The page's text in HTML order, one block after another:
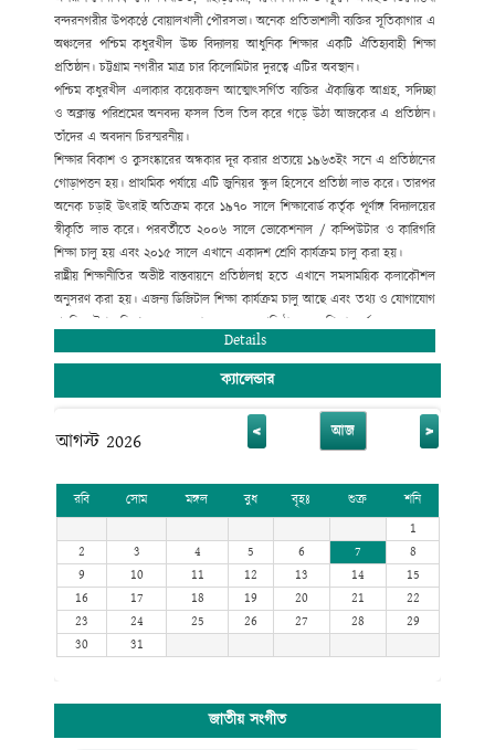
বন্দরনগরীর উপকণ্ঠে বোয়ালখালী পৌরসভা। অনেক প্রতিভাশালী ব্যক্তির সূতিকাগার এ
অঞ্চলের পশ্চিম কধুরখীল উচ্চ বিদ্যালয় আধুনিক শিক্ষার একটি ঐতিহ্যবাহী শিক্ষা
প্রতিষ্ঠান। চট্টগ্রাম নগরীর মাত্র চার কিলোমিটার দুরত্বে এটির অবস্থান।
পশ্চিম কধুরখীল এলাকার কয়েকজন আত্মোৎসর্গিত ব্যক্তির ঐকান্তিক আগ্রহ, সদিচ্ছা
ও অক্লান্ত পরিশ্রমের অনবদ্য ফসল তিল তিল করে গড়ে উঠা আজকের এ প্রতিষ্ঠান।
তাঁদের এ অবদান চিরস্মরনীয়।
শিক্ষার বিকাশ ও কুসংষ্কারের অন্ধকার দূর করার প্রত্যয়ে ১৯৬৩ইং সনে এ প্রতিষ্ঠানের
গোড়াপত্তন হয়। প্রাথমিক পর্যায়ে এটি জুনিয়র স্কুল হিসেবে প্রতিষ্ঠা লাভ করে। তারপর
অনেক চড়াই উৎরাই অতিক্রম করে ১৯৭০ সালে শিক্ষাবোর্ড কর্তৃক পূর্ণাঙ্গ বিদ্যালয়ের
স্বীকৃতি লাভ করে। পরবর্তীতে ২০০৬ সালে ভোকেশনাল / কম্পিউটার ও কারিগরি
শিক্ষা চালু হয় এবং ২০১৫ সালে এখানে একাদশ শ্রেণি কার্যক্রম চালু করা হয়।
রাষ্ট্রীয় শিক্ষানীতির অভীষ্ট বাস্তবায়নে প্রতিষ্ঠালগ্ন হতে এখানে সমসাময়িক কলাকৌশল
অনুসরণ করা হয়। এজন্য ডিজিটাল শিক্ষা কার্যক্রম চালু আছে এবং তথ্য ও যোগাযোগ
প্রযুক্তির উপর বিশেষ গুরুত্ব দেয়া হয়েছে। এ প্রতিষ্ঠান হতে শিক্ষা অর্জন করে অনেক
গুণী ব্যক্তি জাতীয় ও আন্তর্জাতিক ক্ষেত্রে ভূমিকা রেখে যাচ্ছেন।
Details
ক্যালেন্ডার
আগস্ট 2026 < আজ >
রবি সোম মঙ্গল বুধ বৃহঃ শুক্র
শনি
1
2
3 4 5 6 7
8
9
10 11 12 13 14
15
16
17 18 19 20 21
22
23
24 25 26 27 28
29
30
31
জাতীয় সংগীত